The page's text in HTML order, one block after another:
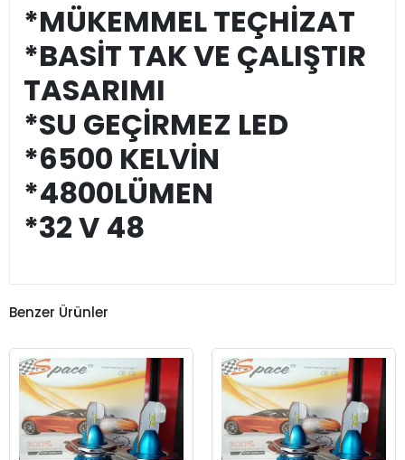
*MÜKEMMEL TEÇHİZAT
*BASİT TAK VE ÇALIŞTIR
TASARIMI
*SU GEÇİRMEZ LED
*6500 KELVİN
*4800LÜMEN
*32 V 48
Benzer Ürünler